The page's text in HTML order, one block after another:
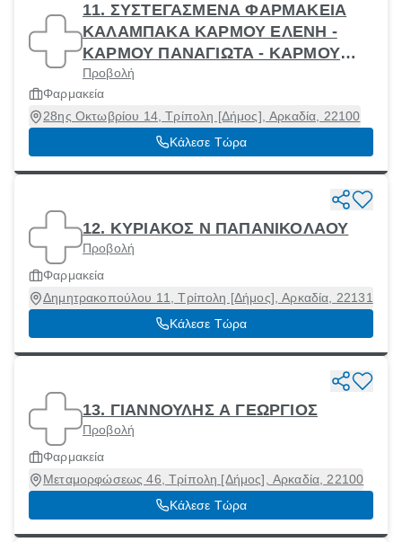
11. ΣΥΣΤΕΓΑΣΜΕΝΑ ΦΑΡΜΑΚΕΙΑ
ΚΑΛΑΜΠΑΚΑ ΚΑΡΜΟΥ ΕΛΕΝΗ -
ΚΑΡΜΟΥ ΠΑΝΑΓΙΩΤΑ - ΚΑΡΜΟΥ
ΜΑΡΙΑ ΟΕ - ΕΛΕΝΗ Π ΚΑΛΑΜΠΑΚΑ
Προβολή
Φαρμακεία
28ης Οκτωβρίου 14, Τρίπολη [Δήμος], Αρκαδία, 22100
Κάλεσε Τώρα
12. ΚΥΡΙΑΚΟΣ Ν ΠΑΠΑΝΙΚΟΛΑΟΥ
Προβολή
Φαρμακεία
Δημητρακοπούλου 11, Τρίπολη [Δήμος], Αρκαδία, 22131
Κάλεσε Τώρα
13. ΓΙΑΝΝΟΥΛΗΣ Α ΓΕΩΡΓΙΟΣ
Προβολή
Φαρμακεία
Μεταμορφώσεως 46, Τρίπολη [Δήμος], Αρκαδία, 22100
Κάλεσε Τώρα